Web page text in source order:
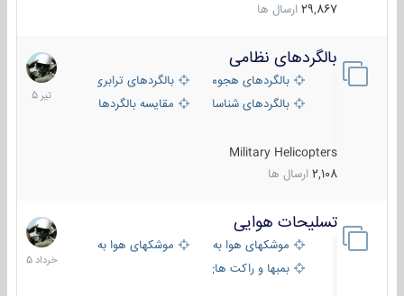
29,867 ارسال ها
بالگردهای نظامی
بالگردهای هجومی
بالگردهای ترابری
بالگردهای شناسایی
مقایسه بالگردها
Military Helicopters
2,108 ارسال ها
22
تیر
1405
تسلیحات هوایی
موشکهای هوا به هوا
موشکهای هوا به سطح
بمبها و راکت های هوایی
30
خرداد
1405